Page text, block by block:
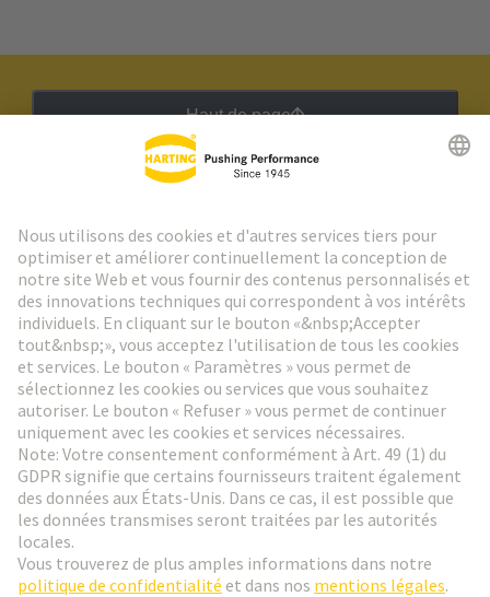
Haut de page
Aller à l'inscription
Social Media
France Français